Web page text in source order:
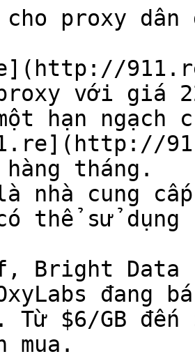
proxy dân
với giá
hạn ngạch
tháng.
nhà cung
thể sử dụng
Bright
đang
$6/GB đến
mua.